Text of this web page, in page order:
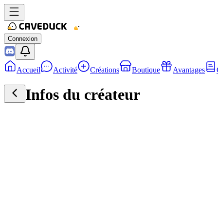
Connexion
Accueil Activité Créations Boutique Avantages
Infos du créateur